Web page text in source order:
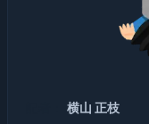
横山 正枝